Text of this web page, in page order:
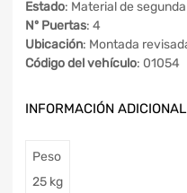
Estado: Material de
Nº Puertas: 4
Ubicación: Montada
Código del vehículo: 01054
INFORMACIÓN ADICIONAL
Peso
25 kg